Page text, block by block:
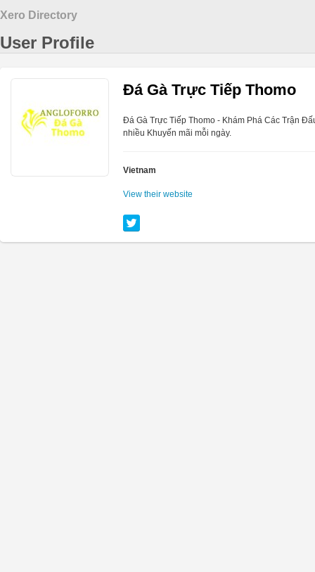
Xero Directory
User Profile
Đá Gà Trực Tiếp Thomo
Đá Gà Trực Tiếp Thomo - Khám Phá Các Trận
nhiều Khuyến mãi mỗi ngày.
Vietnam
View their website